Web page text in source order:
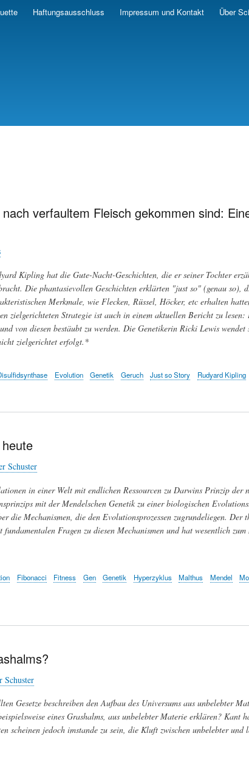
Skip
Haftungsausschluss Impressum und Kontakt Über
verfaultem Fleisch gekommen sind:
Kipling hat die Gute-Nacht-Geschichten, die er seiner Tochter
Die phantasievollen Geschichten erklärten "just so" (genau so),
Merkmale, wie Flecken, Rüssel, Höcker, etc erhalten
zielgerichteten Strategie ist auch in einem aktuellen Bericht zu
von diesen bestäubt zu werden. Die Genetikerin Ricki Lewis
zielgerichtet erfolgt.*
Evolution Genetik Geruch Just so Story Rudyard Kipling
Schuster
in einer Welt mit endlichen Ressourcen zu Darwins Prinzip der
mit der Mendelschen Genetik zu einer biologischen
die Mechanismen, die den Evolutionsprozessen zugrundeliegen. Der
Fragen zu diesen Mechanismen und hat wesentlich
Fibonacci Fitness Gen Genetik Hyperzyklus Malthus Mendel
Schuster
Gesetze beschreiben den Aufbau des Universums aus unbelebter
eines Grashalms, aus unbelebter Materie erklären? Kant
scheinen jedoch imstande zu sein, die Kluft zwischen unbelebter und